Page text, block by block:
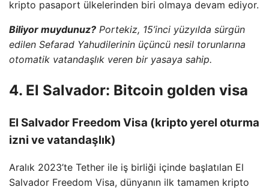
kripto pasaport ülkelerinden biri olmaya devam ediyor.
Biliyor muydunuz? Portekiz, 15’inci yüzyılda sürgün
edilen Sefarad Yahudilerinin üçüncü nesil torunlarına
otomatik vatandaşlık veren bir yasaya sahip.
4. El Salvador: Bitcoin golden visa
El Salvador Freedom Visa (kripto yerel oturma
izni ve vatandaşlık)
Aralık 2023’te Tether ile iş birliği içinde başlatılan El
Salvador Freedom Visa, dünyanın ilk tamamen kripto